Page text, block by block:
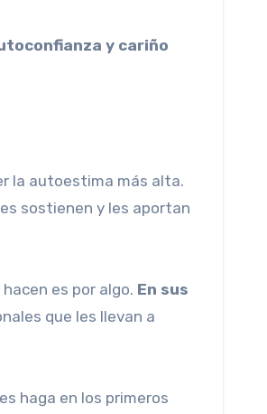
y cariño
la autoestima más alta.
sostienen y les aportan
es por algo. En sus
que les llevan a
haga en los primeros